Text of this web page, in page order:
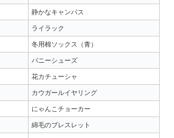
静かなキャンパス
ライラック
冬用棉ソックス（青）
バニーシューズ
花カチューシャ
カウガールイヤリング
にゃんこチョーカー
綿毛のブレスレット